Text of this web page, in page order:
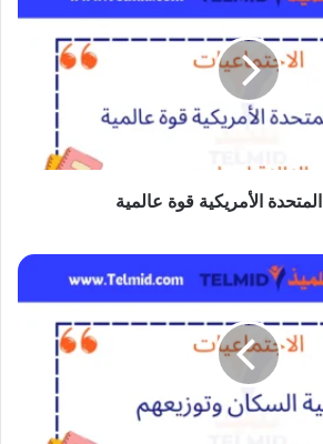
الأمريكية قوة عالمية